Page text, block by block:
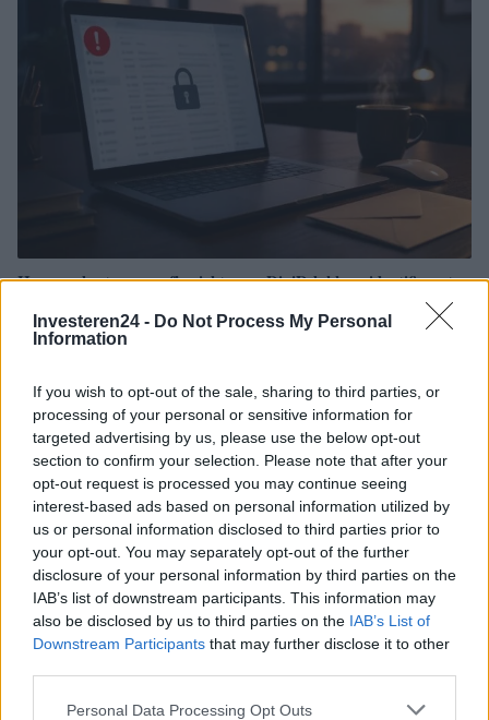
Investeren24 - Do Not Process My Personal
Information
If you wish to opt-out of the sale, sharing to third parties, or
processing of your personal or sensitive information for
targeted advertising by us, please use the below opt-out
section to confirm your selection. Please note that after your
opt-out request is processed you may continue seeing
interest-based ads based on personal information utilized by
us or personal information disclosed to third parties prior to
your opt-out. You may separately opt-out of the further
disclosure of your personal information by third parties on the
IAB’s list of downstream participants. This information may
also be disclosed by us to third parties on the IAB’s List of
Downstream Participants that may further disclose it to other
Please note that this website/app uses one or more Google
Personal Data Processing Opt Outs
Hoe u valse teruggaafberichten en DigiD-lokkers identificeert
Belasting crypto: handleiding voor het invullen van box 3